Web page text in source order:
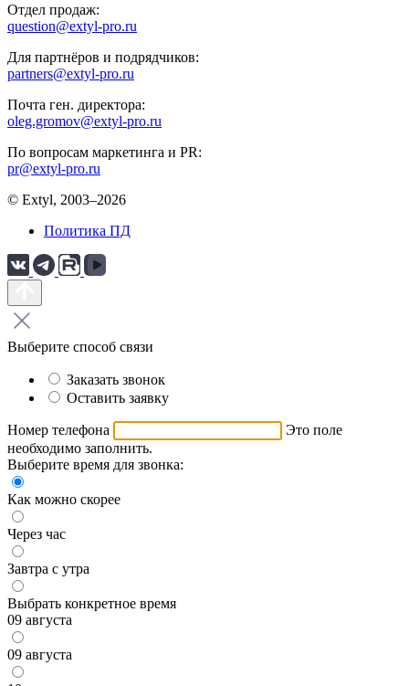
Отдел продаж:
question@extyl-pro.ru
Для партнёров и подрядчиков:
partners@extyl-pro.ru
Почта ген. директора:
oleg.gromov@extyl-pro.ru
По вопросам маркетинга и PR:
pr@extyl-pro.ru
© Extyl, 2003–2026
Политика ПД
Выберите способ связи
Заказать звонок
Оставить заявку
Номер телефона
Это поле
необходимо заполнить.
Выберите время для звонка:
Как можно скорее
Через час
Завтра с утра
Выбрать конкретное время
09 августа
09 августа